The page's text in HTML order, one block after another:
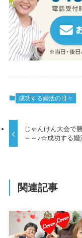
成功する婚活の日々
じゃんけん大会で
～～♪☆成功する婚
関連記事